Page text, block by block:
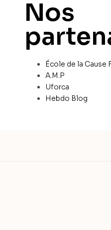
Nos
École de la Cause
A.M.P
Uforca
Hebdo Blog